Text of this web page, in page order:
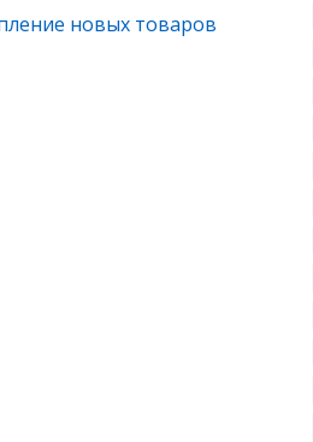
новых товаров